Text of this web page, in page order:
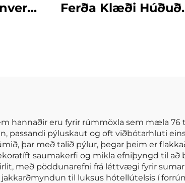
Ferða Klæði
hannaðir eru fyrir rúmmöxla sem mæla
passandi pýluskaut og oft viðbótarhluti
þar með talið pýlur, þegar þeim er
saumakerfi og mikla efniþyngd til
með pöddunarefni frá léttvægi fyrir
til luksus hótellútelsis í